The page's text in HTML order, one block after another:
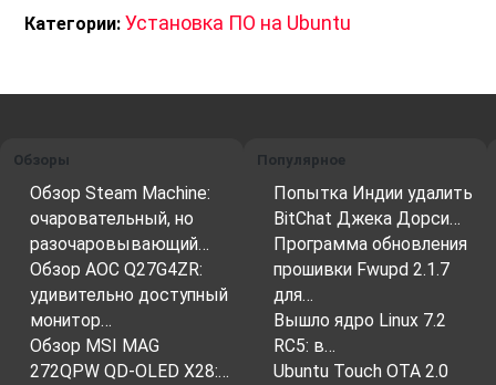
Категории: Установка ПО на Ubuntu
Обзоры
Обзор Steam Machine:
очаровательный, но
разочаровывающий…
Обзор AOC Q27G4ZR:
удивительно доступный
монитор…
Обзор MSI MAG
272QPW QD-OLED X28:…
Популярное
Попытка Индии удалить
BitChat Джека Дорси…
Программа обновления
прошивки Fwupd 2.1.7
для…
Вышло ядро ​​Linux 7.2
RC5: в…
Ubuntu Touch OTA 2.0